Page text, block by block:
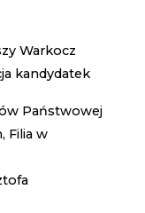
Warkocz
kandydatek
Państwowej
Filia w